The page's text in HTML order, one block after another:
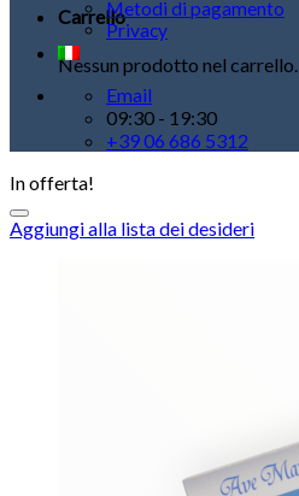
Carrello
Nessun prodotto nel carrello.
Metodi di pagamento
Privacy
Email
09:30 - 19:30
+39 06 686 5312
In offerta!
Aggiungi alla lista dei desideri